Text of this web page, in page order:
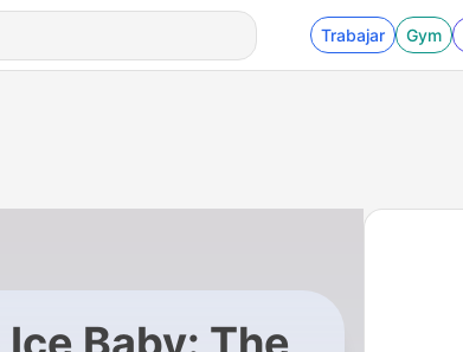
Trabajar Gym